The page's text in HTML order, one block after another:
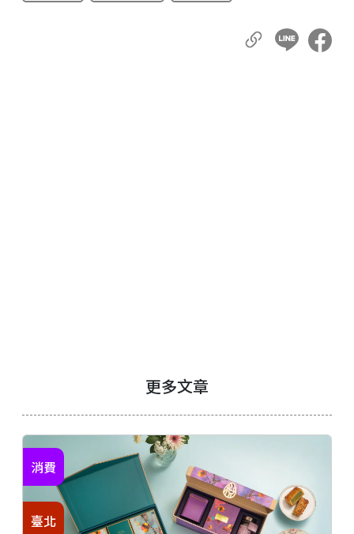
更多文章
消費
臺北